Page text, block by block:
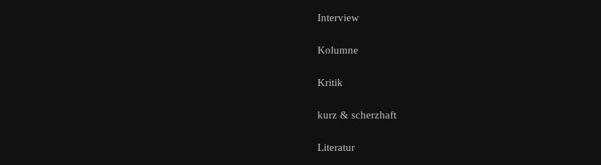
Interview
Kolumne
Kritik
kurz & scherzhaft
Literatur